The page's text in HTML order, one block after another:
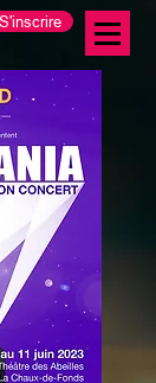
S'inscrire